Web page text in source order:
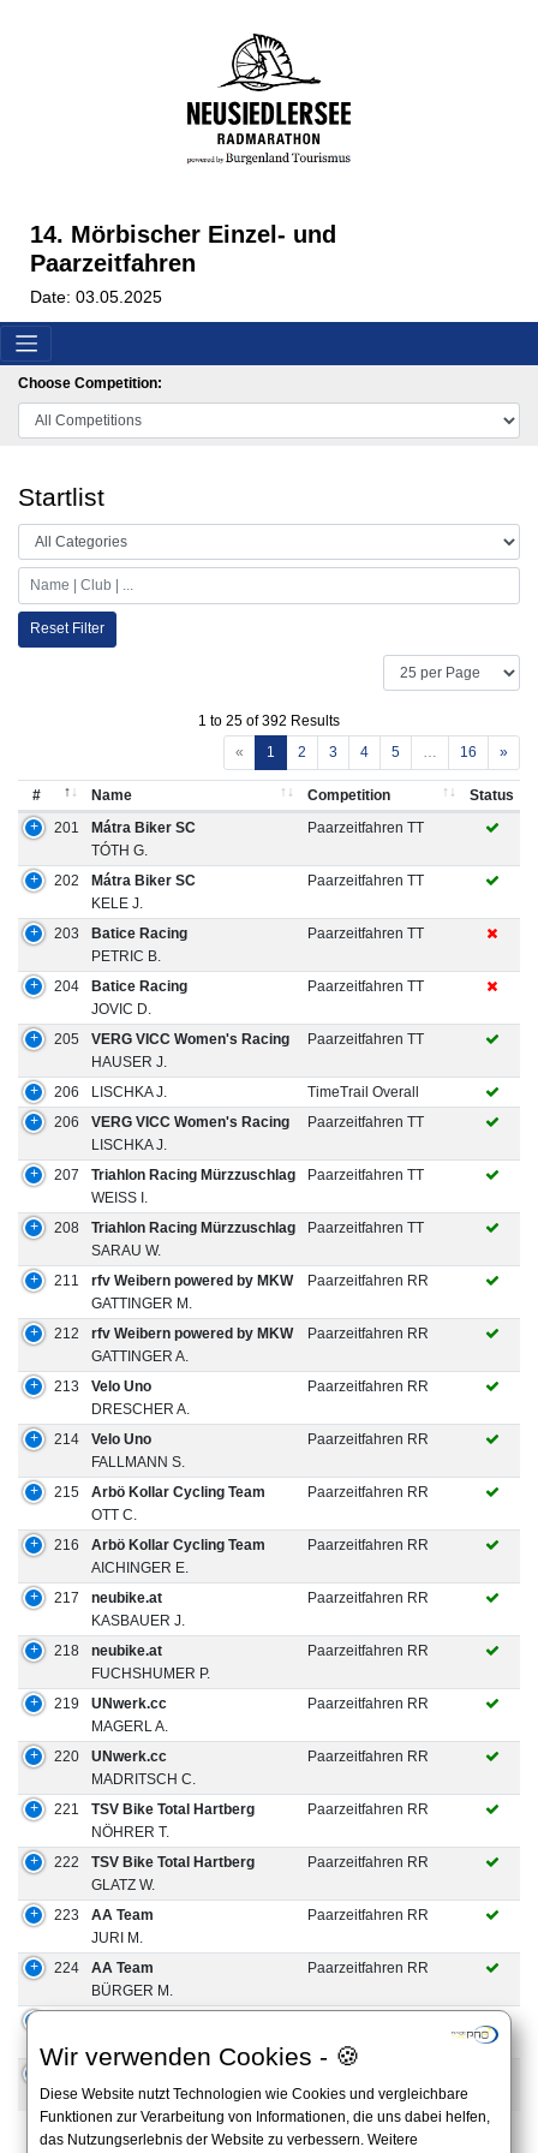
Wir verwenden Cookies - 🍪
Diese Website nutzt Technologien wie Cookies und vergleichbare
Funktionen zur Verarbeitung von Informationen, die uns dabei helfen,
das Nutzungserlebnis der Website zu verbessern. Weitere
14. Mörbischer Einzel- und
Paarzeitfahren
Date: 03.05.2025
Choose Competition:
Startlist
Reset Filter
1 to 25 of 392 Results
«
1 2 3 4 5 … 16 »
# Name Competition
Status
201
Mátra Biker SC
TÓTH G.
Paarzeitfahren TT
202
Mátra Biker SC
KELE J.
Paarzeitfahren TT
203
Batice Racing
PETRIC B.
Paarzeitfahren TT
204
Batice Racing
JOVIC D.
Paarzeitfahren TT
205
VERG VICC Women's Racing
HAUSER J.
Paarzeitfahren TT
206 LISCHKA J.
TimeTrail Overall
206
VERG VICC Women's Racing
LISCHKA J.
Paarzeitfahren TT
207
Triahlon Racing Mürzzuschlag
WEISS I.
Paarzeitfahren TT
208
Triahlon Racing Mürzzuschlag
SARAU W.
Paarzeitfahren TT
211
rfv Weibern powered by MKW
GATTINGER M.
Paarzeitfahren RR
212
rfv Weibern powered by MKW
GATTINGER A.
Paarzeitfahren RR
213
Velo Uno
DRESCHER A.
Paarzeitfahren RR
214
Velo Uno
FALLMANN S.
Paarzeitfahren RR
215
Arbö Kollar Cycling Team
OTT C.
Paarzeitfahren RR
216
Arbö Kollar Cycling Team
AICHINGER E.
Paarzeitfahren RR
217
neubike.at
KASBAUER J.
Paarzeitfahren RR
218
neubike.at
FUCHSHUMER P.
Paarzeitfahren RR
219
UNwerk.cc
MAGERL A.
Paarzeitfahren RR
220
UNwerk.cc
MADRITSCH C.
Paarzeitfahren RR
221
TSV Bike Total Hartberg
NÖHRER T.
Paarzeitfahren RR
222
TSV Bike Total Hartberg
GLATZ W.
Paarzeitfahren RR
223
AA Team
JURI M.
Paarzeitfahren RR
224
AA Team
BÜRGER M.
Paarzeitfahren RR
SCHROEDTER R.
GRECHENIG-DI VORA P.
1 to 25 of 392 Results